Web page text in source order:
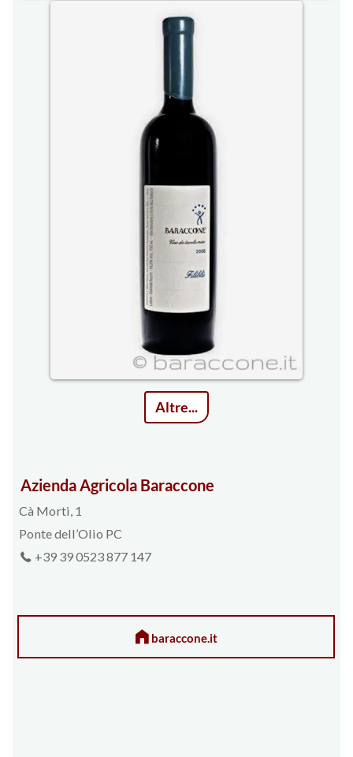
Altre...
Azienda Agricola Baraccone
Cà Morti, 1
Ponte dell’Olio PC
+39 39 0523 877 147
baraccone.it